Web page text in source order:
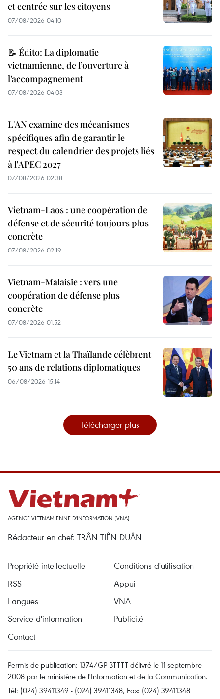
et centrée sur les citoyens
07/08/2026 04:10
📝 Édito: La diplomatie
vietnamienne, de l’ouverture à
l’accompagnement
07/08/2026 04:03
L'AN examine des mécanismes
spécifiques afin de garantir le
respect du calendrier des projets liés
à l'APEC 2027
07/08/2026 02:38
Vietnam-Laos : une coopération de
défense et de sécurité toujours plus
concrète
07/08/2026 02:19
Vietnam-Malaisie : vers une
coopération de défense plus
concrète
07/08/2026 01:52
Le Vietnam et la Thaïlande célèbrent
50 ans de relations diplomatiques
06/08/2026 15:14
Télécharger plus
AGENCE VIETNAMIENNE D'INFORMATION (VNA)
Rédacteur en chef: TRÂN TIÊN DUÂN
Propriété intellectuelle
Conditions d'utilisation
RSS
Appui
Langues
VNA
Service d'information
Publicité
Contact
Permis de publication: 1374/GP-BTTTT délivré le 11 septembre
2008 par le ministère de l'Information et de la Communication.
Tél: (024) 39411349 - (024) 39411348, Fax: (024) 39411348